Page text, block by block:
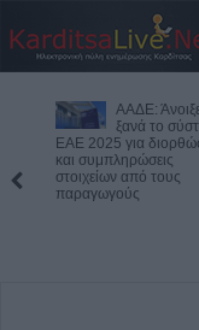
Κύπελλο
Ελλάδας: Το
πλήρες
πρόγραμμα του 2ου
προκριματικού γύρου -
Στο γήπεδο του